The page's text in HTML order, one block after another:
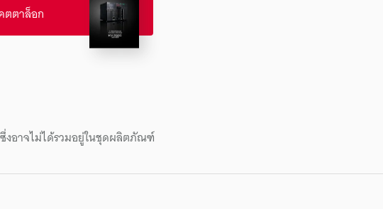
งอาจไม่ได้รวมอยู่ในชุดผลิตภัณฑ์
ตตาล็อก